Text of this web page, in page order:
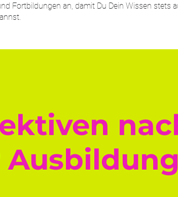
Fortbildungen an, damit Du Dein Wissen stets